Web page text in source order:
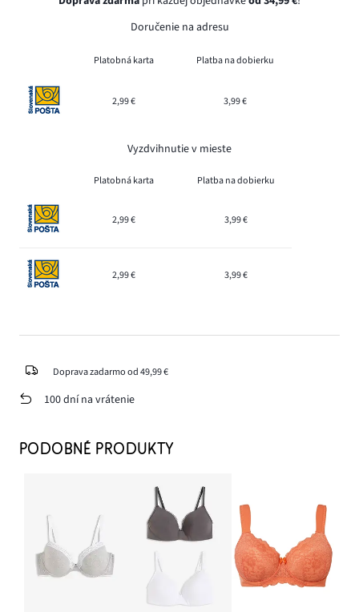
Doručenie na adresu
Platobná karta Platba na dobierku
2,99 € 3,99 €
Vyzdvihnutie v mieste
Platobná karta Platba na dobierku
2,99 € 3,99 €
2,99 € 3,99 €
Doprava zadarmo od 49,99 €
100 dní na vrátenie
PODOBNÉ PRODUKTY